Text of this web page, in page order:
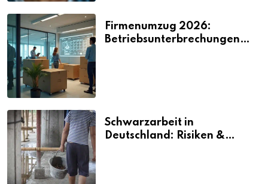
Firmenumzug 2026:
Betriebsunterbrechungen
Schwarzarbeit in
Deutschland: Risiken &